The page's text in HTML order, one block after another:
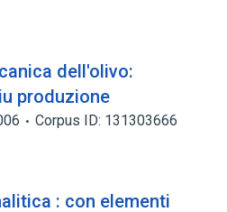
dell'olivo:
produzione
Corpus ID: 131303666
: con elementi